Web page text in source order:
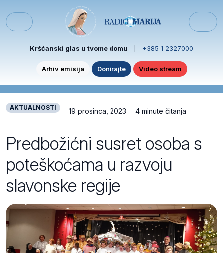
Menu
Kršćanski glas u tvome domu +385 1 2327000
Arhiv emisija Donirajte Video stream
AKTUALNOSTI 19 prosinca, 2023 4 minute čitanja
Predbožićni susret osoba s
poteškoćama u razvoju
slavonske regije